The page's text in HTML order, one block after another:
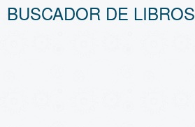
BUSCADOR DE LIBROS